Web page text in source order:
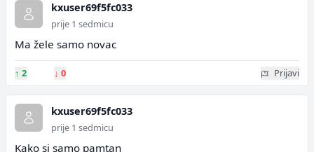
kxuser69f5fc033
prije 1 sedmicu
Ma žele samo novac
↑ 2 ↓ 0 Prijavi
kxuser69f5fc033
prije 1 sedmicu
Kako si samo pamtan